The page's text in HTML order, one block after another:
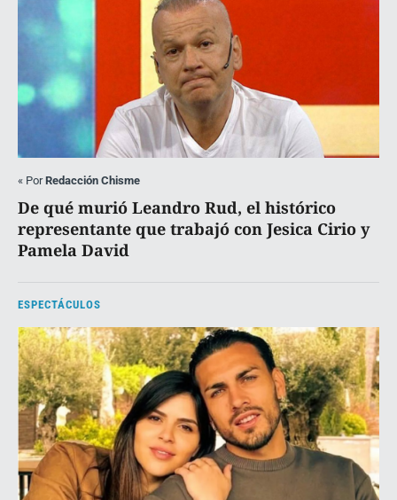
« PorRedacción Chisme
De qué murió Leandro Rud, el histórico
representante que trabajó con Jesica Cirio y
Pamela David
ESPECTÁCULOS